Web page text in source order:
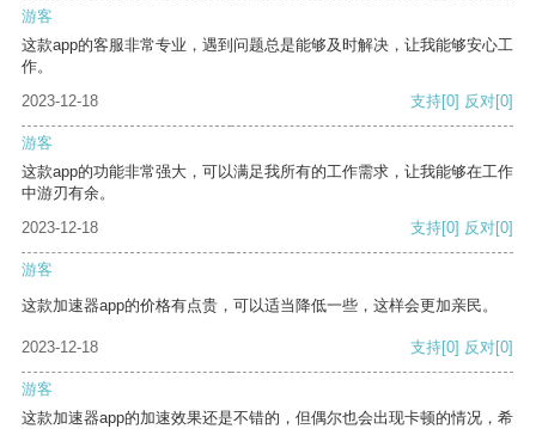
游客
这款app的客服非常专业，遇到问题总是能够及时解决，让我能够安心工
作。
2023-12-18
支持[0] 反对[0]
游客
这款app的功能非常强大，可以满足我所有的工作需求，让我能够在工作
中游刃有余。
2023-12-18
支持[0] 反对[0]
游客
这款加速器app的价格有点贵，可以适当降低一些，这样会更加亲民。
2023-12-18 支持[0] 反对[0]
游客
这款加速器app的加速效果还是不错的，但偶尔也会出现卡顿的情况，希